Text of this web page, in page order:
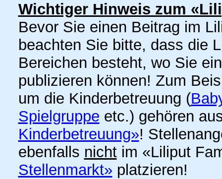
Wichtiger Hinweis zum
Bevor Sie einen Beitrag im
beachten Sie bitte, dass die
Bereichen besteht, wo Sie
publizieren können! Zum
um die Kinderbetreuung (
Spielgruppe etc.) gehören
Kinderbetreuung»!
ebenfalls nichtim «Liliput
Stellenmarkt» platzieren!